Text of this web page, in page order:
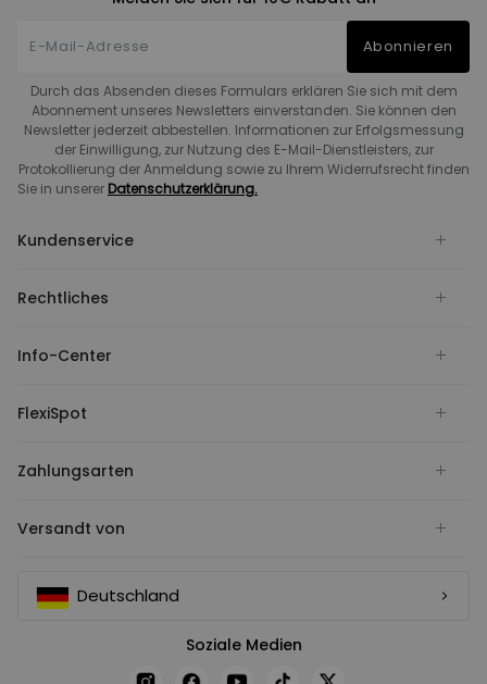
Abonnieren
Durch das Absenden dieses Formulars erklären Sie sich mit dem
Abonnement unseres Newsletters einverstanden. Sie können den
Newsletter jederzeit abbestellen. Informationen zur Erfolgsmessung
der Einwilligung, zur Nutzung des E-Mail-Dienstleisters, zur
Protokollierung der Anmeldung sowie zu Ihrem Widerrufsrecht finden
Sie in unserer Datenschutzerklärung.
Kundenservice
Rechtliches
Info-Center
FlexiSpot
Zahlungsarten
Versandt von
Deutschland
Soziale Medien